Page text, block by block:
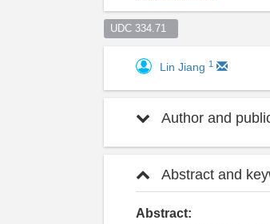
UDC 334.71
Lin Jiang 1
Author and
Abstract and
Abstract: